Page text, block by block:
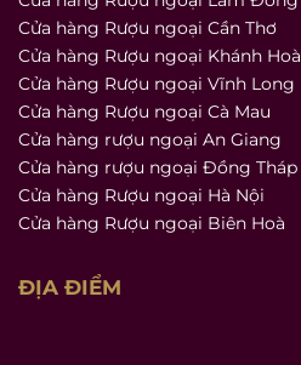
Cửa hàng Rượu ngoại Cần Thơ
Cửa hàng Rượu ngoại Khánh Hoà
Cửa hàng Rượu ngoại Vĩnh Long
Cửa hàng Rượu ngoại Cà Mau
Cửa hàng rượu ngoại An Giang
Cửa hàng rượu ngoại Đồng Tháp
Cửa hàng Rượu ngoại Hà Nội
Cửa hàng Rượu ngoại Biên Hoà
ĐỊA ĐIỂM